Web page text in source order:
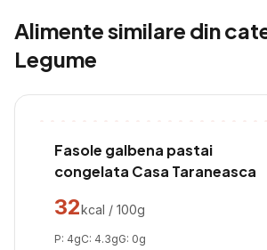
Alimente similare din
Legume
Fasole galbena pastai
congelata Casa Taraneasca
32kcal / 100g
P: 4gC: 4.3gG: 0g